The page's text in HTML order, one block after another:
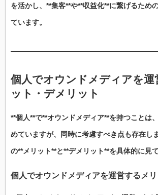
を活かし、**集客**や**収益化**に繋げるため
ています。
個人 でオウンドメディアを運
ット
・ デメリット
**個人**で**オウンドメディア**を持つことは
めていますが、同時に考慮すべき点も存在し
の**メリット**と**デメリット**を具体的に見
個人でオウンドメディアを運営する メ